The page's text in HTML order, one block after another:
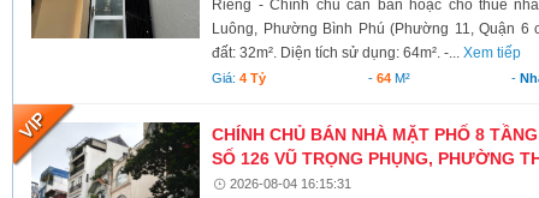
Riêng - Chính chủ cần bán hoặc cho thuê
Luông, Phường Bình Phú (Phường 11, Quận 6
đất: 32m². Diện tích sử dụng: 64m². -...Xem tiếp
Giá:4 Tỷ - 64M² -
CHÍNH CHỦ BÁN NHÀ MẶT PHỐ 8
SỐ 126 VŨ TRỌNG PHỤNG, PHƯỜNG
2026-08-04 16:15:31